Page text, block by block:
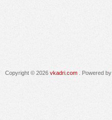
Copyright © 2026 vkadri.com . Powered by